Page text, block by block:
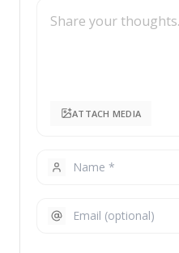
ATTACH MEDIA